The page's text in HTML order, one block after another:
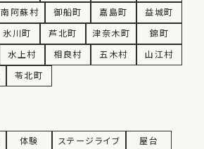
南阿蘇村 御船町 嘉島町
益城町
氷川町 芦北町 津奈木町
錦町
水上村 相良村 五木村
山江村
苓北町
体験 ステージライブ
屋台